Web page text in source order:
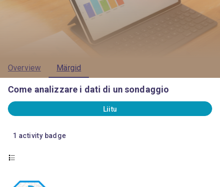
Overview Märgid
Come analizzare i dati di un sondaggio
Liitu
1 activity badge